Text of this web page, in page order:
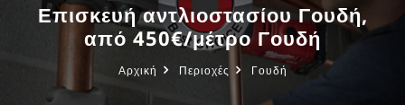
Επισκευή αντλιοστασίου Γουδή,
από 450€/μέτρο Γουδή
Αρχική Περιοχές Γουδή